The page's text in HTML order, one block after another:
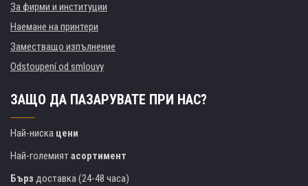
За фирми и институции
Наемане на принтери
Заместващо изпълнение
Odstoupení od smlouvy
ЗАЩО ДА ПАЗАРУВАТЕ ПРИ НАС?
Най-ниска цени
Най-големиятасортимент
Бърз доставка (24-48 часа)